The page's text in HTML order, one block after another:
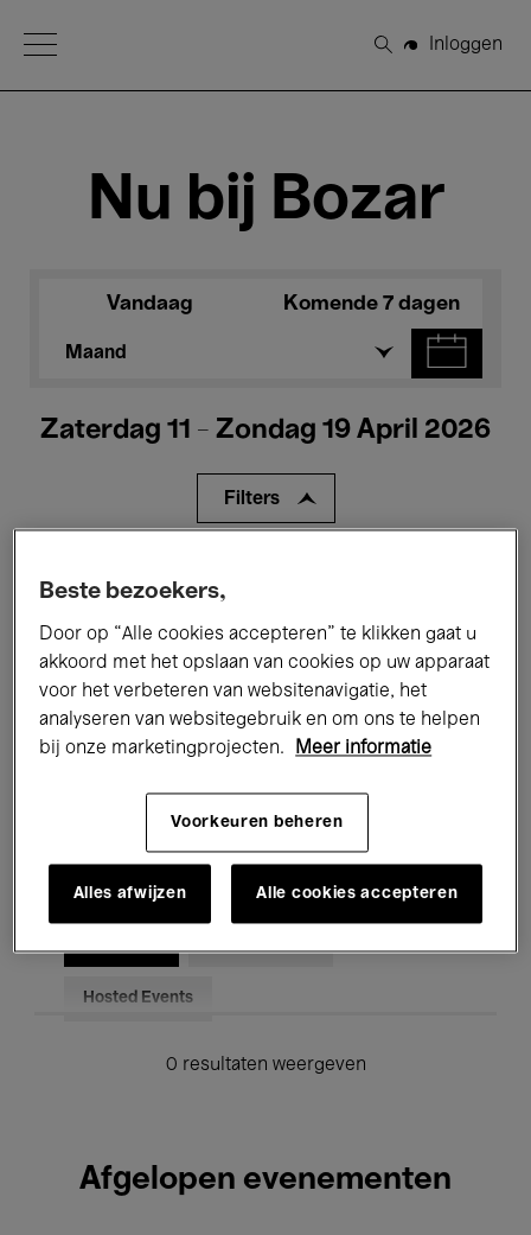
Open Menu
Zoeken
Inloggen
Nu bij Bozar
Vandaag Komende 7 dagen
Maand
Zaterdag 11 - Zondag 19 April 2026
Filters
Tentoonstellingen Films
Performances Lezingen & Debatten
Jazz Klassieke Muziek Global Music
Elektronische Muziek
Voor iedereen Kids’ Palace
Hosted Events
0 resultaten weergeven
Afgelopen evenementen
Beste bezoekers,
Door op “Alle cookies accepteren” te klikken gaat u
akkoord met het opslaan van cookies op uw apparaat
voor het verbeteren van websitenavigatie, het
analyseren van websitegebruik en om ons te helpen
bij onze marketingprojecten.
Meer informatie
Voorkeuren beheren
Alles afwijzen Alle cookies accepteren